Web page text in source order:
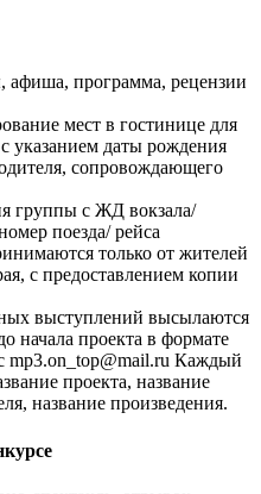
афиша, программа, рецензии
мест в гостинице для
указанием даты рождения
сопровождающего
группы с ЖД вокзала/
поезда/ рейса
только от жителей
с предоставлением копии
выступлений высылаются
начала проекта в формате
mp3.on_top@mail.ru Каждый
проекта, название
название произведения.